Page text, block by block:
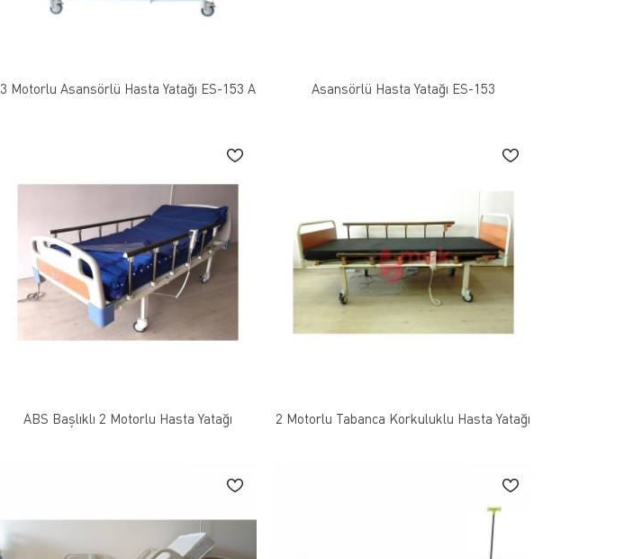
3 Motorlu Asansörlü Hasta Yatağı ES-153 A Asansörlü Hasta Yatağı ES-153
ABS Başlıklı 2 Motorlu Hasta Yatağı 2 Motorlu Tabanca Korkuluklu Hasta Yatağı